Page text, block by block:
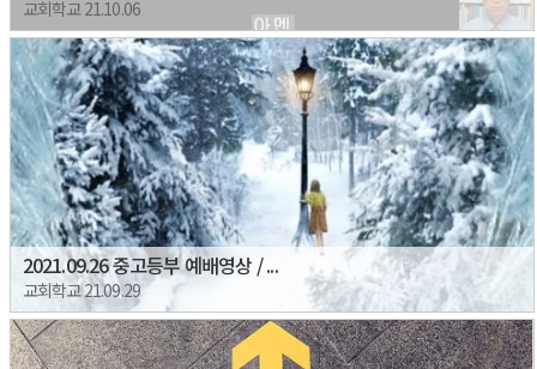
교회학교 21.10.06
2021.09.26 중고등부 예배영상 / ...
교회학교 21.09.29